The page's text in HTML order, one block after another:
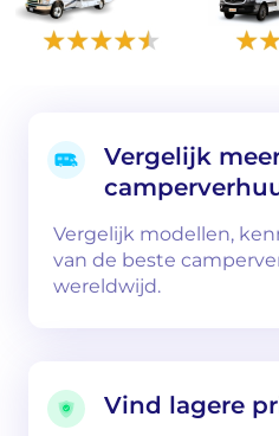
Vergelijk
Vergelijk modellen,
van de beste
wereldwijd.
Vind lagere